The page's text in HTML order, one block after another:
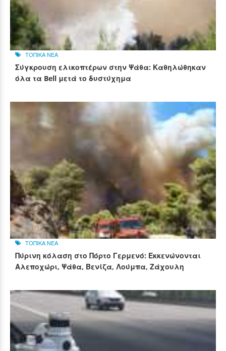
ΤΟΠΙΚΑ ΝΕΑ
Σύγκρουση ελικοπτέρων στην Ψάθα: Καθηλώθηκαν
όλα τα Bell μετά το δυστύχημα
ΤΟΠΙΚΑ ΝΕΑ
Πύρινη κόλαση στο Πόρτο Γερμενό: Εκκενώνονται
Αλεποχώρι, Ψάθα, Βενίζα, Λούμπα, Ζάχουλη